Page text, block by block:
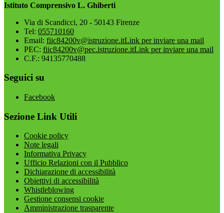
Istituto Comprensivo L. Ghiberti
Via di Scandicci, 20 - 50143 Firenze
Tel: 055710160
Email: fiic84200v@istruzione.itLink per inviare una mail
PEC: fiic84200v@pec.istruzione.itLink per inviare una mail
C.F.: 94135770488
Seguici su
Facebook
Sezione Link Utili
Cookie policy
Note legali
Informativa Privacy
Ufficio Relazioni con il Pubblico
Dichiarazione di accessibilità
Obiettivi di accessibilità
Whistleblowing
Gestione consensi cookie
Amministrazione trasparente